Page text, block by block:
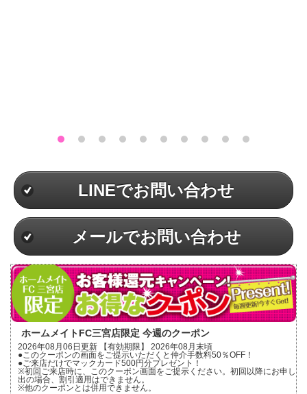
LINEでお問い合わせ
メールでお問い合わせ
ホームメイトFC三宮店限定 今週のクーポン
2026年08月06日更新 【有効期限】 2026年08月末頃
●このクーポンの画面をご提示いただくと仲介手数料50％OFF！
●ご来店だけでマックカード500円分プレゼント！
※初回ご来店時に、このクーポン画面をご提示ください。初回以降にお申し
出の場合、割引適用はできません。
※他のクーポンとは併用できません。